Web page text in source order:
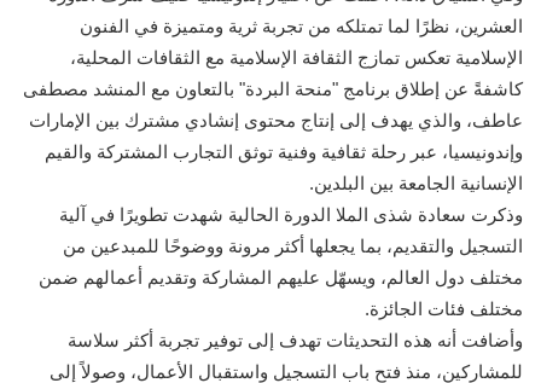
العشرين، نظرًا لما تمتلكه من تجربة ثرية ومتميزة في الفنون
الإسلامية تعكس تمازج الثقافة الإسلامية مع الثقافات المحلية،
كاشفةً عن إطلاق برنامج "منحة البردة" بالتعاون مع المنشد مصطفى
عاطف، والذي يهدف إلى إنتاج محتوى إنشادي مشترك بين الإمارات
وإندونيسيا، عبر رحلة ثقافية وفنية توثق التجارب المشتركة والقيم
الإنسانية الجامعة بين البلدين.
وذكرت سعادة شذى الملا الدورة الحالية شهدت تطويرًا في آلية
التسجيل والتقديم، بما يجعلها أكثر مرونة ووضوحًا للمبدعين من
مختلف دول العالم، ويسهّل عليهم المشاركة وتقديم أعمالهم ضمن
مختلف فئات الجائزة.
وأضافت أنه هذه التحديثات تهدف إلى توفير تجربة أكثر سلاسة
للمشاركين، منذ فتح باب التسجيل واستقبال الأعمال، وصولاً إلى